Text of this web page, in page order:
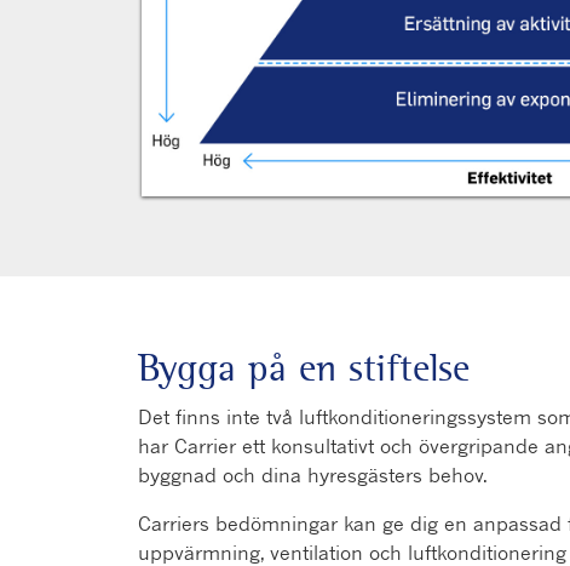
Bygga på en stiftelse
Det finns inte två luftkonditioneringssystem
har Carrier ett konsultativt och övergripande
byggnad och dina hyresgästers behov.
Carriers bedömningar kan ge dig en
uppvärmning, ventilation och